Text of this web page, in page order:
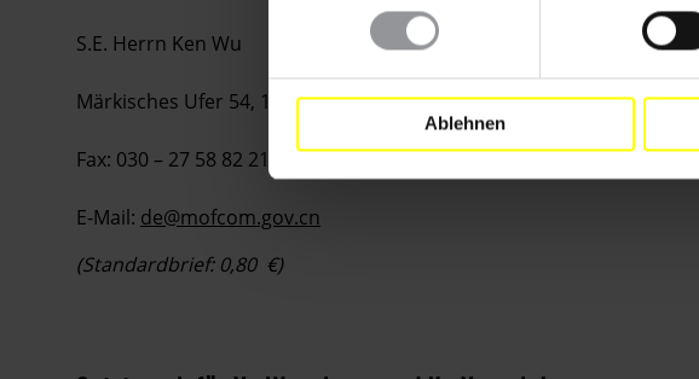
Ablehnen
S.E. Herrn Ken Wu
Märkisches Ufer 54, 10179 Berlin
Fax: 030 – 27 58 82 21
E-Mail: de@mofcom.gov.cn
(Standardbrief: 0,80 €)